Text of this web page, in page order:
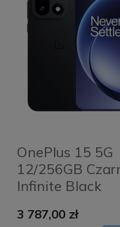
OnePlus 15 5G
12/256GB
Infinite Black
3 787,00 zł